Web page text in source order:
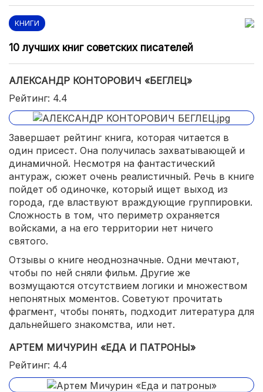
КНИГИ
10 лучших книг советских писателей
АЛЕКСАНДР КОНТОРОВИЧ «БЕГЛЕЦ»
Рейтинг: 4.4
Завершает рейтинг книга, которая читается в
один присест. Она получилась захватывающей и
динамичной. Несмотря на фантастический
антураж, сюжет очень реалистичный. Речь в книге
пойдет об одиночке, который ищет выход из
города, где властвуют враждующие группировки.
Сложность в том, что периметр охраняется
войсками, а на его территории нет ничего
святого.
Отзывы о книге неоднозначные. Одни мечтают,
чтобы по ней сняли фильм. Другие же
возмущаются отсутствием логики и множеством
непонятных моментов. Советуют прочитать
фрагмент, чтобы понять, подходит литература для
дальнейшего знакомства, или нет.
АРТЕМ МИЧУРИН «ЕДА И ПАТРОНЫ»
Рейтинг: 4.4